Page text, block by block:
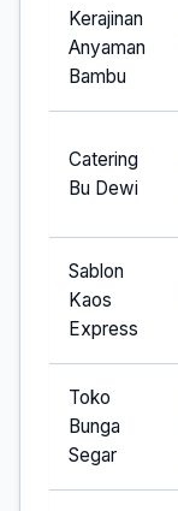
Kerajinan
Anyaman
Bambu
Catering
Bu Dewi
Sablon
Kaos
Express
Toko
Bunga
Segar